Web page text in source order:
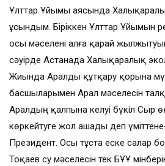
Ұлттар Ұйымы аясында
ұсындым. Біріккен Ұлттар Ұйымын
осы мәселені алға қарай
сәуірде Астанада Халықаралық
Жиында Аралды құтқару қорына
басшыларымен Арал мәселесін
Аралдың қалпына келуі бүкіл Сыр
көркейтуге жол ашады деп
Президент. Осы тұста еске салар
Тоқаев су мәселесін тек БҰҰ